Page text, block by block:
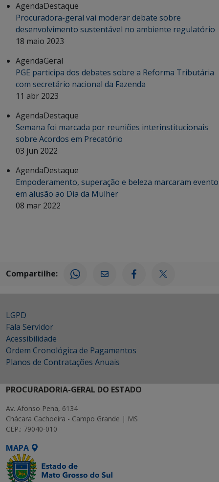
AgendaDestaque
Procuradora-geral vai moderar debate sobre
desenvolvimento sustentável no ambiente regulatório
18 maio 2023
AgendaGeral
PGE participa dos debates sobre a Reforma Tributária
com secretário nacional da Fazenda
11 abr 2023
AgendaDestaque
Semana foi marcada por reuniões interinstitucionais
sobre Acordos em Precatório
03 jun 2022
AgendaDestaque
Empoderamento, superação e beleza marcaram evento
em alusão ao Dia da Mulher
08 mar 2022
Compartilhe:
LGPD
Fala Servidor
Acessibilidade
Ordem Cronológica de Pagamentos
Planos de Contratações Anuais
PROCURADORIA-GERAL DO ESTADO
Av. Afonso Pena, 6134
Chácara Cachoeira - Campo Grande | MS
CEP.: 79040-010
MAPA